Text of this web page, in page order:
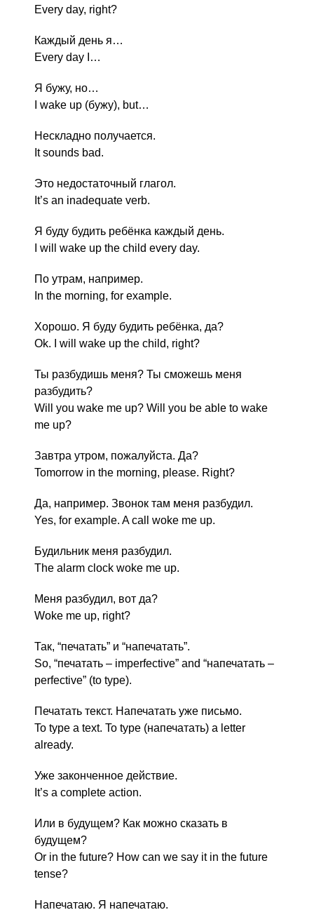
Every day, right?
Каждый день я…
Every day I…
Я бужу, но…
I wake up (бужу), but…
Нескладно получается.
It sounds bad.
Это недостаточный глагол.
It’s an inadequate verb.
Я буду будить ребёнка каждый день.
I will wake up the child every day.
По утрам, например.
In the morning, for example.
Хорошо. Я буду будить ребёнка, да?
Ok. I will wake up the child, right?
Ты разбудишь меня? Ты сможешь меня
разбудить?
Will you wake me up? Will you be able to wake
me up?
Завтра утром, пожалуйста. Да?
Tomorrow in the morning, please. Right?
Да, например. Звонок там меня разбудил.
Yes, for example. A call woke me up.
Будильник меня разбудил.
The alarm clock woke me up.
Меня разбудил, вот да?
Woke me up, right?
Так, “печатать” и “напечатать”.
So, “печатать – imperfective” and “напечатать –
perfective” (to type).
Печатать текст. Напечатать уже письмо.
To type a text. To type (напечатать) a letter
already.
Уже законченное действие.
It’s a complete action.
Или в будущем? Как можно сказать в
будущем?
Or in the future? How can we say it in the future
tense?
Напечатаю. Я напечатаю.